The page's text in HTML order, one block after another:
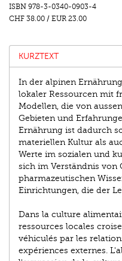
ISBN 978-3-0340-0903-4
CHF 38.00 / EUR 23.00
KURZTEXT
In der alpinen
lokaler Ressourcen mit
Modellen, die von
Gebieten und
Ernährung ist dadurch
materiellen Kultur als
Werte im sozialen und
sich im Verständnis von
pharmazeutischen
Einrichtungen, die der
Dans la culture
ressources locales
véhiculés par les
expériences externes.